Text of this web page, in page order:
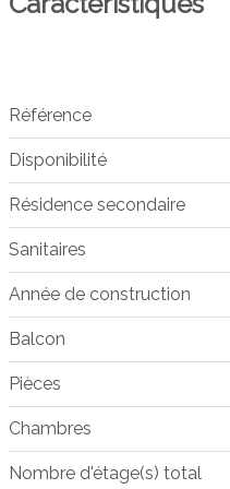
Référence
Disponibilité
Résidence secondaire
Sanitaires
Année de construction
Balcon
Pièces
Chambres
Nombre d'étage(s) total